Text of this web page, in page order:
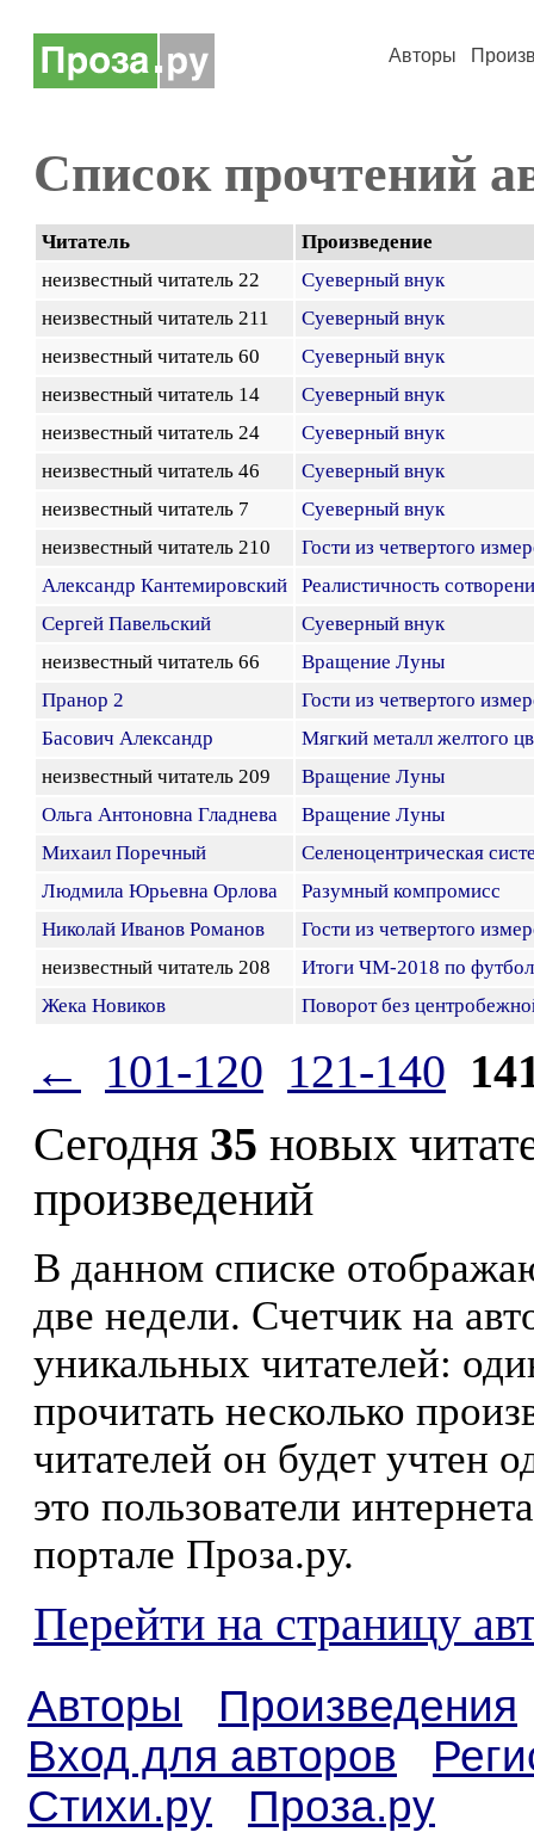
Авторы
Список прочтений
Читатель
Произведение
неизвестный читатель 22
Суеверный внук
неизвестный читатель 211
Суеверный внук
неизвестный читатель 60
Суеверный внук
неизвестный читатель 14
Суеверный внук
неизвестный читатель 24
Суеверный внук
неизвестный читатель 46
Суеверный внук
неизвестный читатель 7
Суеверный внук
неизвестный читатель 210
Гости из четвертого
Александр Кантемировский
Реалистичность
Сергей Павельский
Суеверный внук
неизвестный читатель 66
Вращение Луны
Пранор 2
Гости из четвертого
Басович Александр
Мягкий металл желтого
неизвестный читатель 209
Вращение Луны
Ольга Антоновна Гладнева
Вращение Луны
Михаил Поречный
Селеноцентрическая
Людмила Юрьевна Орлова
Разумный компромисс
Николай Иванов Романов
Гости из четвертого
неизвестный читатель 208
Итоги ЧМ-2018 по
Жека Новиков
Поворот без
← 101-120 121-140
Сегодня 35 новых
произведений
В данном списке
две недели. Счетчик на
уникальных читателей:
прочитать несколько
читателей он будет учтен
это пользователи
портале Проза.ру.
Перейти на страницу
Авторы
Произведения
Вход для авторов
Стихи.ру
Проза.ру